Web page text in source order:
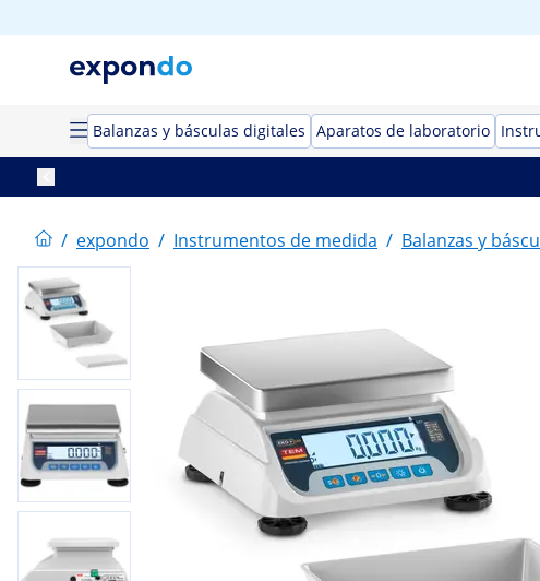
Balanzas y básculas digitales Aparatos de laboratorio
/ expondo / Instrumentos de medida / Balanzas y